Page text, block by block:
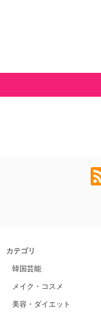
カテゴリ
韓国芸能
メイク・コスメ
美容・ダイエット